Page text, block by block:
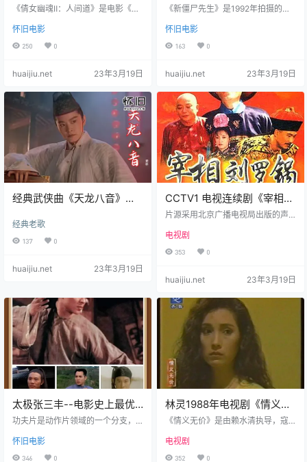
《索命梵音》
《倩女幽魂Ⅱ：人间道》是电影《倩
张国荣、王祖贤领衔主演。影片讲
述了宁采臣无辜被牵连入狱，在诸
风、傅月池的带领下一起拯救被陷
13日，该片在香港上映。
怀旧电影
250 0
huaijiu.net 23年3月19日
林---童年阴影【林正英-新
《新僵尸先生》是1992年拍摄的僵
《僵尸先生》的原班人马拍摄，刘
观伟执导，林正英、许冠英、钱小
故事讲述了道长带领他的弟子与僵
笑场面甚多，吴君如和楼南光的加
入，大大减低电影的阴沉感觉，连
严肃的林正英亦变得十分诙谐。
怀旧电影
163 0
huaijiu.net 23年3月19日
经典武侠曲《天龙八音》不
撼，荡气回肠
经典老歌
137 0
huaijiu.net 23年3月19日
CCTV1 电视连续剧《宰相刘
罗锅》片头曲
片源采用北京广播电视局出版的声
旦寒假期间播出《宰相刘罗锅》200
5年暑假期间播出《西游记》、《西
历史题材古装剧，由导演韩刚、张
刚、邓婕等人主演。《清官谣》199
6年中国大陆四十集电视连续剧《宰
相刘罗锅》主题曲。该歌曲荣获中
国九十年代听众最喜爱的歌曲创作
奖，荣获“改革开放3…
电视剧
353 0
huaijiu.net 23年3月19日
太极张三丰--电影史上最优
秀的功夫片之一，兄弟反目
功夫片是动作片领域的一个分支，
际巨星李小龙一手开创了华语功夫
片的新模式，让全世界开始认识到
怀旧电影
346 0
林灵1988年电视剧《情义无
价》主题曲[情义无价]主题歌
《情义无价》是由赖水清执导，寇
电视剧，于1988年上映。该剧讲述
了一段关于情与义的故事。《情义
电视剧
352 0